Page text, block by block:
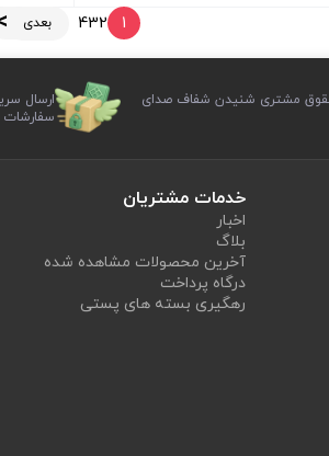
1
2
3
4 بعدی
مشتری شنیدن شفاف صدای
ارسال
سفارشات
خدمات مشتریان
اخبار
بلاگ
آخرین محصولات مشاهده شده
درگاه پرداخت
رهگیری بسته های پستی